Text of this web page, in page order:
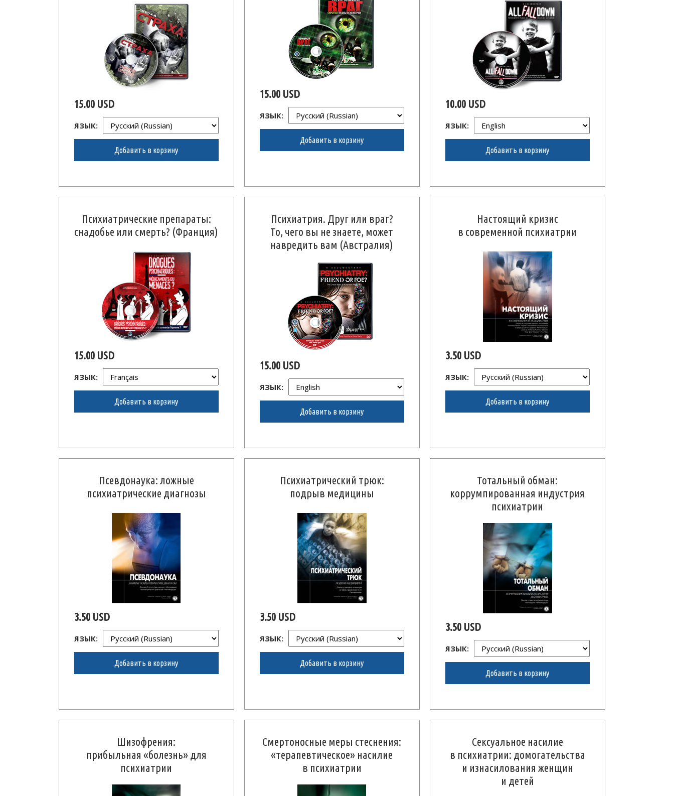
15.00 USD
ЯЗЫК:
Добавить в корзину
15.00 USD
ЯЗЫК:
Добавить в корзину
10.00 USD
ЯЗЫК:
Добавить в корзину
Психиатрические препараты:
снадобье или смерть? (Франция)
15.00 USD
ЯЗЫК:
Добавить в корзину
Психиатрия. Друг или враг?
То, чего вы не знаете, может
навредить вам (Австралия)
15.00 USD
ЯЗЫК:
Добавить в корзину
Настоящий кризис
в современной психиатрии
3.50 USD
ЯЗЫК:
Добавить в корзину
Псевдонаука: ложные
психиатрические диагнозы
3.50 USD
ЯЗЫК:
Добавить в корзину
Психиатрический трюк:
подрыв медицины
3.50 USD
ЯЗЫК:
Добавить в корзину
Тотальный обман:
коррумпированная индустрия
психиатрии
3.50 USD
ЯЗЫК:
Добавить в корзину
Шизофрения:
прибыльная «болезнь» для
психиатрии
Смертоносные меры стеснения:
«терапевтическое» насилие
в психиатрии
Сексуальное насилие
в психиатрии: домогательства
и изнасилования женщин
и детей